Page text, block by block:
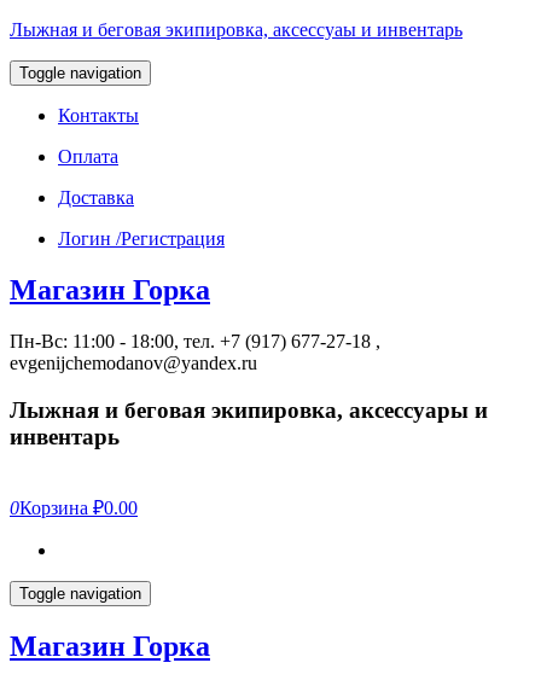
Лыжная и беговая экипировка, аксессуаы и инвентарь
Toggle navigation
Контакты
Оплата
Доставка
Логин /Регистрация
Магазин Горка
Пн-Вс: 11:00 - 18:00, тел. +7 (917) 677-27-18 ,
evgenijchemodanov@yandex.ru
Лыжная и беговая экипировка, аксессуары и
инвентарь
0Корзина ₽0.00
Toggle navigation
Магазин Горка